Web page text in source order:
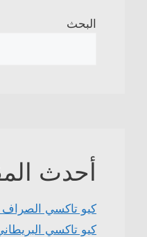
البحث
أحدث
كيو تاكسي
كيو تاكسي